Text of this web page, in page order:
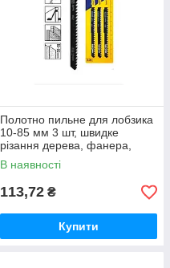
Полотно пильне для лобзика
10-85 мм 3 шт, швидке
різання дерева, фанера,
ДСП товщиною , крок зуба
4.0, T344D
В наявності
113,72 ₴
Купити